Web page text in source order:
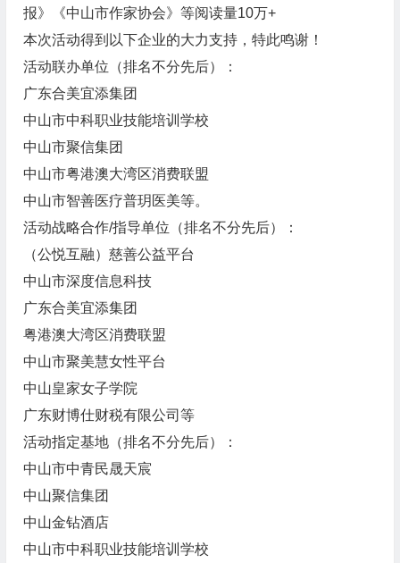
报》《中山市作家协会》等阅读量10万+
本次活动得到以下企业的大力支持，特此鸣谢！
活动联办单位（排名不分先后）：
广东合美宜添集团
中山市中科职业技能培训学校
中山市聚信集团
中山市粤港澳大湾区消费联盟
中山市智善医疗普玥医美等。
活动战略合作/指导单位（排名不分先后）：
（公悦互融）慈善公益平台
中山市深度信息科技
广东合美宜添集团
粤港澳大湾区消费联盟
中山市聚美慧女性平台
中山皇家女子学院
广东财博仕财税有限公司等
活动指定基地（排名不分先后）：
中山市中青民晟天宸
中山聚信集团
中山金钻酒店
中山市中科职业技能培训学校